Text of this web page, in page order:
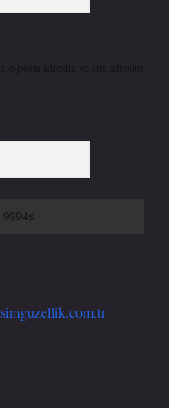
e-posta adresim ve site adresim